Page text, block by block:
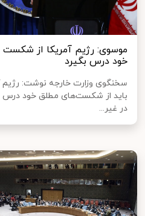
موسوی: رژیم آمریکا از
خود درس بگیرد
سخنگوی وزارت خارجه نوشت: رژیم
باید از شکست‌های مطلق خود درس
در غیر...